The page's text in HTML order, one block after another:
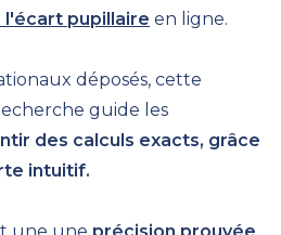
l'écart pupillaire en ligne.
déposés, cette
guide les
des calculs exacts, grâce
intuitif.